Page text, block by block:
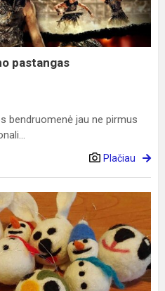
pastangas
bendruomenė jau ne pirmus
Plačiau